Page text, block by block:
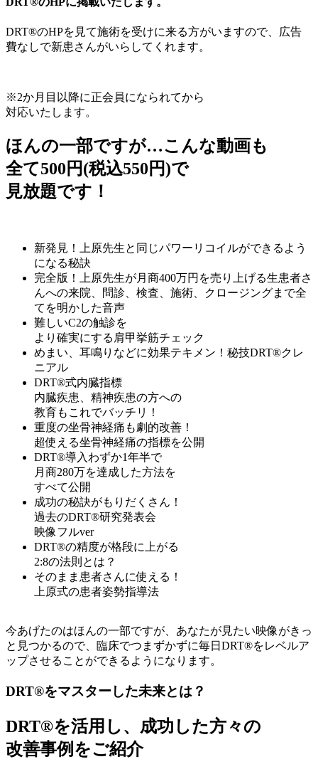
DRT®のHPを見て施術を受けに来る方がいますので、広告
費なしで新患さんがいらしてくれます。
※2か月目以降に正会員になられてから
対応いたします。
ほんの一部ですが…こんな動画も
全て500円(税込550円)で
見放題です！
新発見！上原先生と同じパワーリコイルができるよう
になる秘訣
完全版！上原先生が月商400万円を売り上げる生患者さ
んへの来院、問診、検査、施術、クロージングまで全
てを明かした音声
難しいC2の触診を
より確実にする肩甲挙筋チェック
めまい、耳鳴りなどに効果テキメン！ 秘技DRT®クレ
ニアル
DRT®式内臓指標
内臓疾患、精神疾患の方への
教育もこれでバッチリ！
重度の坐骨神経痛も劇的改善！
超使える坐骨神経痛の指標を公開
DRT®導入わずか1年半で
月商280万を達成した方法を
すべて公開
成功の秘訣がもりだくさん！
過去のDRT®研究発表会
映像フルver
DRT®の精度が格段に上がる
2:8の法則とは？
そのまま患者さんに使える！
上原式の患者姿勢指導法
今あげたのはほんの一部ですが、あなたが見たい映像がきっ
と見つかるので、臨床でつまずかずに毎日DRT®をレベルア
ップさせることができるようになります。
DRT®をマスターした未来とは？
DRT®を活用し、成功した方々の
改善事例をご紹介